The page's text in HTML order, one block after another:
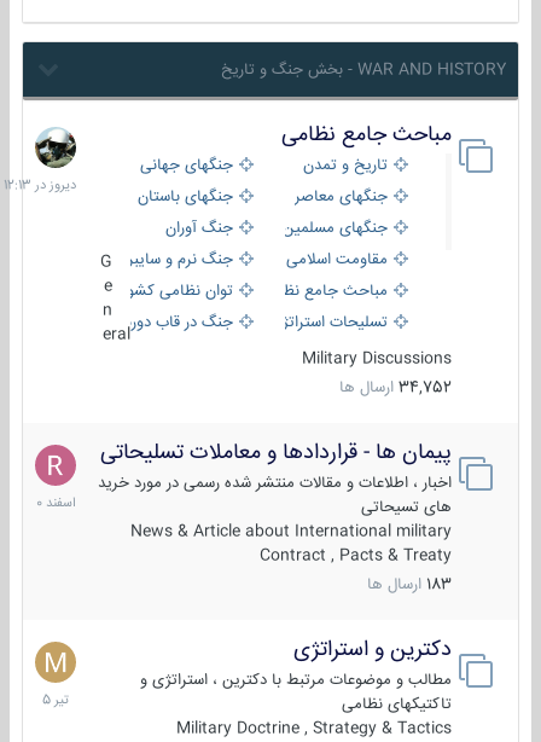
WAR AND HISTORY - بخش جنگ و تاریخ
مباحث جامع نظامی
تاریخ و تمدن
جنگهای جهانی
جنگهای معاصر
جنگهای باستان
جنگهای مسلمین
جنگ آوران
مقاومت اسلامی
جنگ نرم و سایبری
مباحث جامع نظامی
توان نظامی کشورها
تسلیحات استراتژیک
جنگ در قاب دوربین
eral
Military Discussions
34,752 ارسال ها
دیروز
در
12:13
پیمان ها - قراردادها و معاملات تسلیحاتی
اخبار ، اطلاعات و مقالات منتشر شده رسمی در مورد خرید
های تسیحاتی
News & Article about International military
Contract , Pacts & Treaty
183 ارسال ها
7
اسفند
1400
دکترین و استراتژی
مطالب و موضوعات مرتبط با دکترین ، استراتژی و
تاکتیکهای نظامی
Military Doctrine , Strategy & Tactics
27
تیر
1405